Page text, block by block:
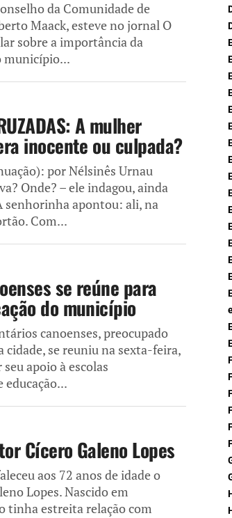
da Comunidade de
Maack, esteve no jornal O
sobre a importância da
município...
A mulher
inocente ou culpada?
por Nélsinês Urnau
Onde? – ele indagou, ainda
senhorinha apontou: ali, na
Com...
se reúne para
do município
canoenses, preocupado
cidade, se reuniu na sexta-feira,
apoio à escolas
educação...
Cícero Galeno Lopes
aos 72 anos de idade o
Lopes. Nascido em
tinha estreita relação com